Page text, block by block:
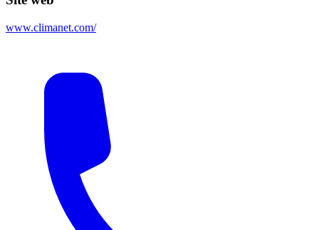
www.climanet.com/